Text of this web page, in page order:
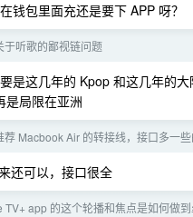
钱包里面充还是要下 APP 呀？
于听歌的鄙视链问题
是这几年的 Kpop 和这几年的
是局限在亚洲
荐 Macbook Air 的转接线，接口多一些
还可以，接口很全
TV+ app 的这个轮播和焦点是如何做到